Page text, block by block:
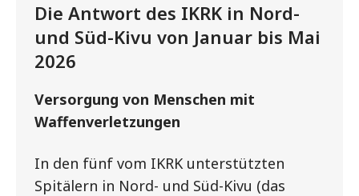
Die Antwort des IKRK in Nord-
und Süd-Kivu von Januar bis Mai
2026
Versorgung von Menschen mit
Waffenverletzungen
In den fünf vom IKRK unterstützten
Spitälern in Nord- und Süd-Kivu (das